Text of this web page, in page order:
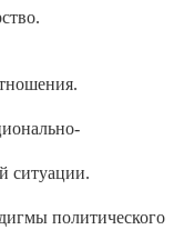
ситуации.
политического